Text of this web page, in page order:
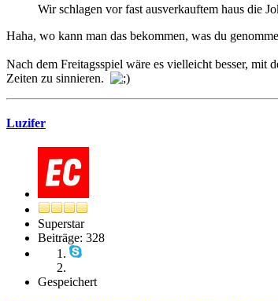
Wir schlagen vor fast ausverkauftem haus die
Haha, wo kann man das bekommen, was du
Nach dem Freitagsspiel wäre es vielleicht besser, mit
Zeiten zu sinnieren.
Luzifer
Superstar
Beiträge: 328
Gespeichert